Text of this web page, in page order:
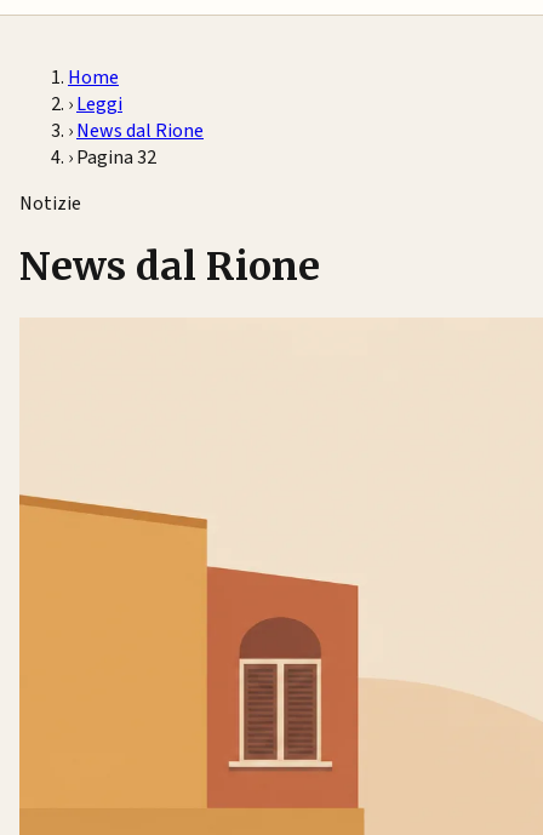
Home
›Leggi
›News dal Rione
›Pagina 32
Notizie
News dal Rione